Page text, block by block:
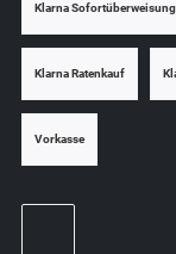
Klarna Sofortüberweisung
Klarna Ratenkauf
Vorkasse